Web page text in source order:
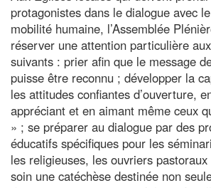
protagonistes dans le dialogue avec
mobilité humaine, l’Assemblée
réserver une attention particulière
suivants : prier afin que le message
puisse être reconnu ; développer la
les attitudes confiantes d’ouverture,
appréciant et en aimant même ceux
» ; se préparer au dialogue par des
éducatifs spécifiques pour les
les religieuses, les ouvriers
soin une catéchèse destinée non